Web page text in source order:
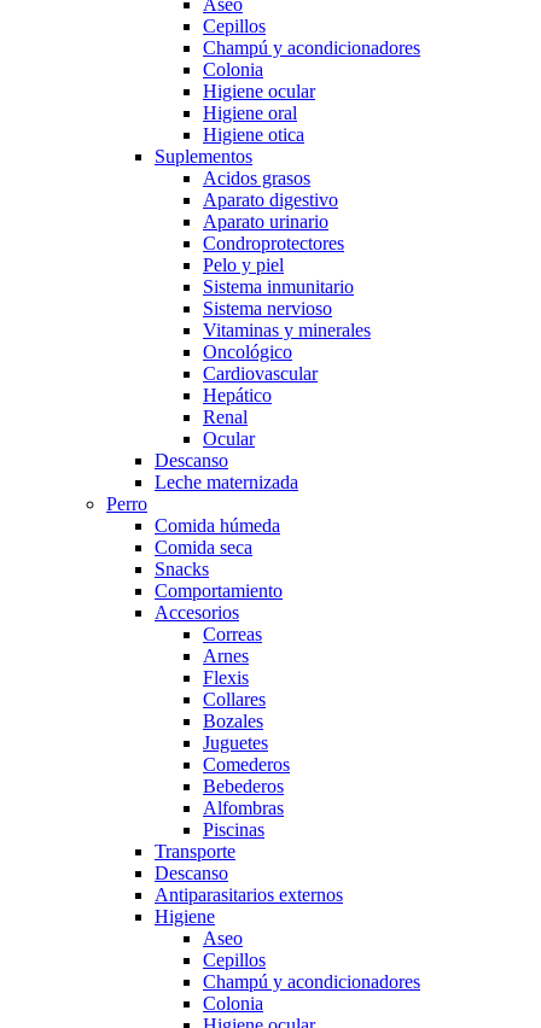
Aseo
Cepillos
Champú y acondicionadores
Colonia
Higiene ocular
Higiene oral
Higiene otica
Suplementos
Acidos grasos
Aparato digestivo
Aparato urinario
Condroprotectores
Pelo y piel
Sistema inmunitario
Sistema nervioso
Vitaminas y minerales
Oncológico
Cardiovascular
Hepático
Renal
Ocular
Descanso
Leche maternizada
Perro
Comida húmeda
Comida seca
Snacks
Comportamiento
Accesorios
Correas
Arnes
Flexis
Collares
Bozales
Juguetes
Comederos
Bebederos
Alfombras
Piscinas
Transporte
Descanso
Antiparasitarios externos
Higiene
Aseo
Cepillos
Champú y acondicionadores
Colonia